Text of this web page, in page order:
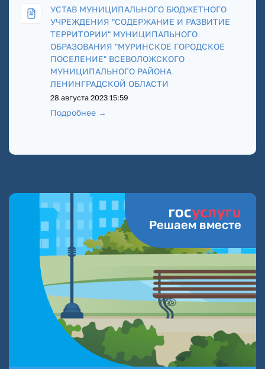
УСТАВ МУНИЦИПАЛЬНОГО БЮДЖЕТНОГО
УЧРЕЖДЕНИЯ "СОДЕРЖАНИЕ И РАЗВИТИЕ
ТЕРРИТОРИИ" МУНИЦИПАЛЬНОГО
ОБРАЗОВАНИЯ "МУРИНСКОЕ ГОРОДСКОЕ
ПОСЕЛЕНИЕ" ВСЕВОЛОЖСКОГО
МУНИЦИПАЛЬНОГО РАЙОНА
ЛЕНИНГРАДСКОЙ ОБЛАСТИ
28 августа 2023 15:59
Подробнее →
Решаем вместе